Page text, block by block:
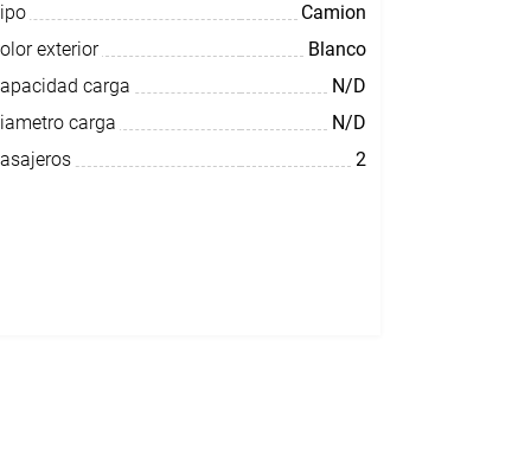
Camion
exterior
Blanco
carga
N/D
carga
N/D
2